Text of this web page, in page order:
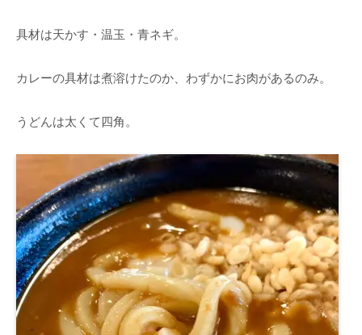
具材は天かす・温玉・青ネギ。
カレーの具材は煮溶けたのか、わずかにお肉があるのみ。
うどんは太くて四角。